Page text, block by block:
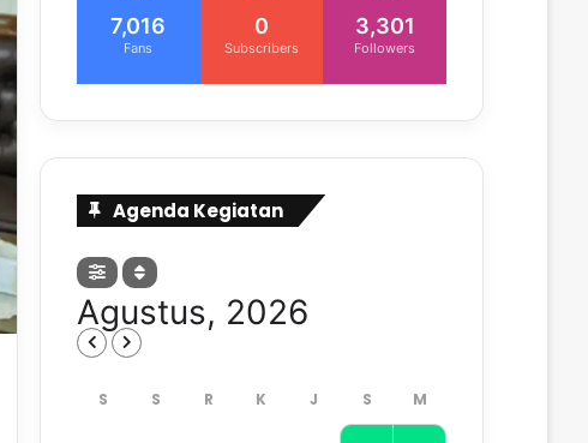
7,016
Fans
0
Subscribers
3,301
Followers
Agenda Kegiatan
Agustus, 2026